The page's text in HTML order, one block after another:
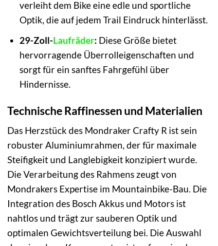
verleiht dem Bike eine edle und sportliche
Optik, die auf jedem Trail Eindruck hinterlässt.
29-Zoll-Laufräder: Diese Größe bietet
hervorragende Überrolleigenschaften und
sorgt für ein sanftes Fahrgefühl über
Hindernisse.
Technische Raffinessen und Materialien
Das Herzstück des Mondraker Crafty R ist sein
robuster Aluminiumrahmen, der für maximale
Steifigkeit und Langlebigkeit konzipiert wurde.
Die Verarbeitung des Rahmens zeugt von
Mondrakers Expertise im Mountainbike-Bau. Die
Integration des Bosch Akkus und Motors ist
nahtlos und trägt zur sauberen Optik und
optimalen Gewichtsverteilung bei. Die Auswahl